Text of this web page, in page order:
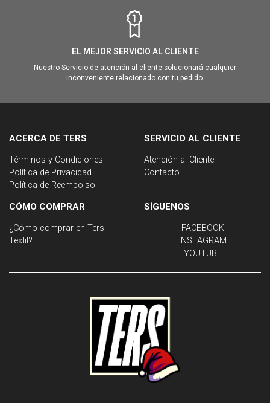
EL MEJOR SERVICIO AL CLIENTE
Nuestro Servicio de atención al cliente solucionará cualquier
inconveniente relacionado con tu pedido.
ACERCA DE TERS
Términos y Condiciones
Política de Privacidad
Política de Reembolso
SERVICIO AL CLIENTE
Atención al Cliente
Contacto
CÓMO COMPRAR
¿Cómo comprar en Ters
Textil?
SÍGUENOS
FACEBOOK
INSTAGRAM
YOUTUBE